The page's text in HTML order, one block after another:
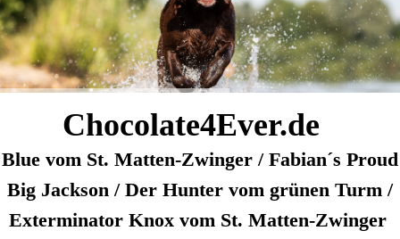
Chocolate4Ever.de
Blue vom St. Matten-Zwinger / Fabian´s Proud
Big Jackson / Der Hunter vom grünen Turm /
Exterminator Knox vom St. Matten-Zwinger